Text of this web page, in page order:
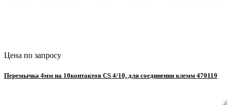
Цена по запросу
Перемычка 4мм на 10контактов CS 4/10, для соединения клемм 470119